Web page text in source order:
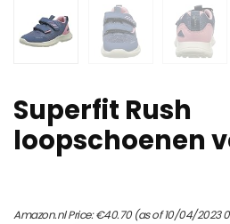
Superfit Rush
loopschoenen
Amazon.nl Price:€40.70(as of 10/04/2023